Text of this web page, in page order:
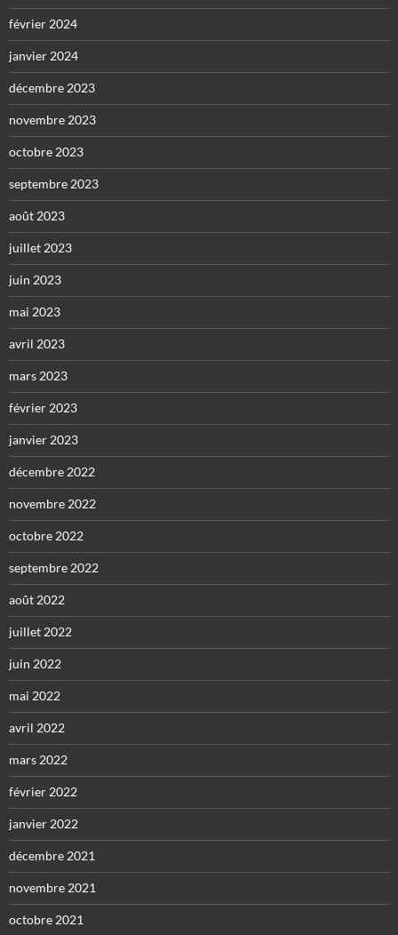
février 2024
janvier 2024
décembre 2023
novembre 2023
octobre 2023
septembre 2023
août 2023
juillet 2023
juin 2023
mai 2023
avril 2023
mars 2023
février 2023
janvier 2023
décembre 2022
novembre 2022
octobre 2022
septembre 2022
août 2022
juillet 2022
juin 2022
mai 2022
avril 2022
mars 2022
février 2022
janvier 2022
décembre 2021
novembre 2021
octobre 2021